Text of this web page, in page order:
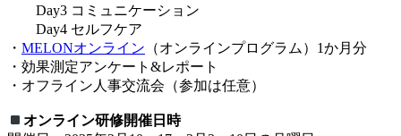
Day3 コミュニケーション
Day4 セルフケア
・ MELONオンライン （オンラインプログラム）1か月分
・効果測定アンケート&レポート
・オフライン人事交流会（参加は任意）
オンライン研修開催日時